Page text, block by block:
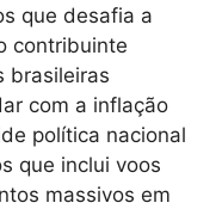
que desafia a
contribuinte
brasileiras
com a inflação
política nacional
que inclui voos
massivos em